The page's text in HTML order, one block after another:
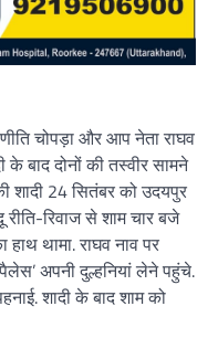
चोपड़ा और आप नेता राघव
बाद दोनों की तस्वीर सामने
शादी 24 सितंबर को उदयपुर
रिवाज से शाम चार बजे
थामा. राघव नाव पर
अपनी दुल्हनियां लेने पहुंचे.
शादी के बाद शाम को